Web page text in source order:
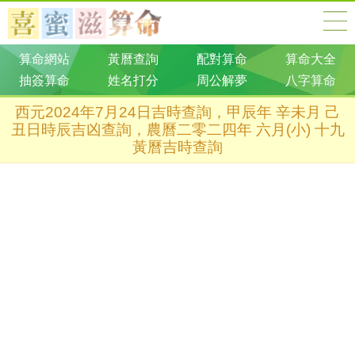
算命網站 黃曆查詢 配對算命
算命大全
抽簽算命
姓名打分 周公解夢 八字算命
西元2024年7月24日吉時查詢，甲辰年 辛未月 己
丑日時辰吉凶查詢，農曆二零二四年 六月(小) 十九
黃曆吉時查詢